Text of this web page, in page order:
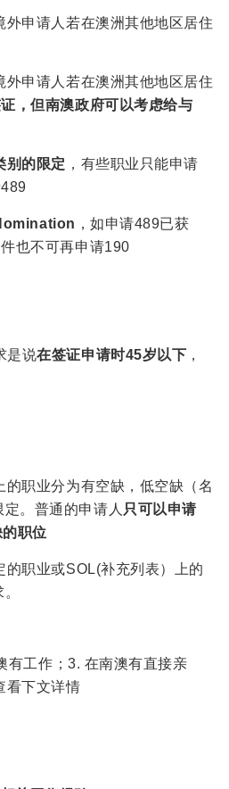
外申请人若在澳洲其他地区居住
外申请人若在澳洲其他地区居住
，但南澳政府可以考虑给与
别的限定 ，有些职业只能申请
，如申请489已获
也不可再申请190
是说在签证申请时45岁以下 ，
的职业分为有空缺，低空缺（名
。普通的申请人 只可以申请
职位
的职业或SOL(补充列表）上的
有工作；3. 在南澳有直接亲
看下文详情